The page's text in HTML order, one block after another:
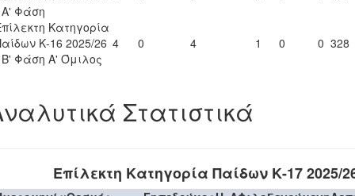
Φάση
Κατηγορία
Κ-16 2025/26
Φάση Α' Όμιλος
4 0 4 1 0 0 328
Στατιστικά
Επίλεκτη Κατηγορία Παίδων Κ-17 2025/